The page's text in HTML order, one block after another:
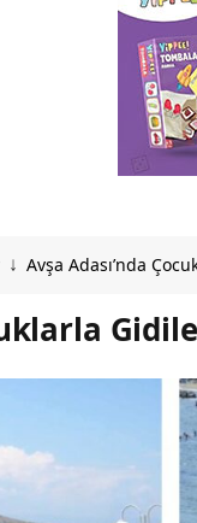
↓ Avşa Adası’nda